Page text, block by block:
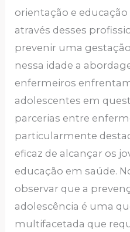
orientação e
através desses
prevenir uma
nessa idade a
enfermeiros
adolescentes em
parcerias entre
particularmente
eficaz de alcançar os
educação em saúde.
observar que a
adolescência é uma
multifacetada que